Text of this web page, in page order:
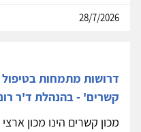
28/7/2026
דרושות מתמחות בטיפול
קשרים' - בהנהלת ד'ר
מכון קשרים הינו מכון